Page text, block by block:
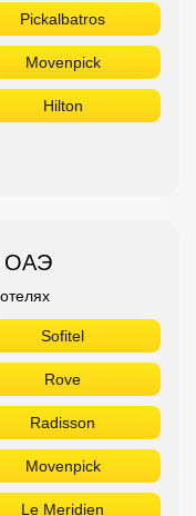
ОАЭ
Le Meridien
Hilton